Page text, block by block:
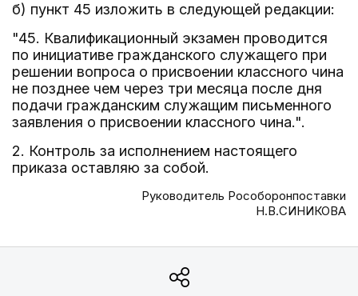
б) пункт 45 изложить в следующей редакции:
"45. Квалификационный экзамен проводится
по инициативе гражданского служащего при
решении вопроса о присвоении классного чина
не позднее чем через три месяца после дня
подачи гражданским служащим письменного
заявления о присвоении классного чина.".
2. Контроль за исполнением настоящего
приказа оставляю за собой.
Руководитель Рособоронпоставки
Н.В.СИНИКОВА